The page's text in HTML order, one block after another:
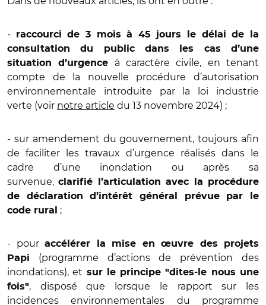
-
raccourci de 3 mois à 45 jours le délai de la
consultation du public dans les cas d’une
situation d’urgence
à caractère civile, en tenant
compte de la nouvelle procédure d’autorisation
environnementale introduite par la loi industrie
verte (voir notre article du 13 novembre 2024) ;
- sur amendement du gouvernement, toujours afin
de faciliter les travaux d’urgence réalisés dans le
cadre d’une inondation ou après sa
survenue,clarifié l’articulation avec la procédure
de déclaration d’intérêt général prévue par le
code rural
;
- pour accélérer la mise en œuvre des projets
Papi
(programme d’actions de prévention des
inondations), et sur le principe "dites-le nous une
fois", disposé que lorsque le rapport sur les
incidences environnementales du programme